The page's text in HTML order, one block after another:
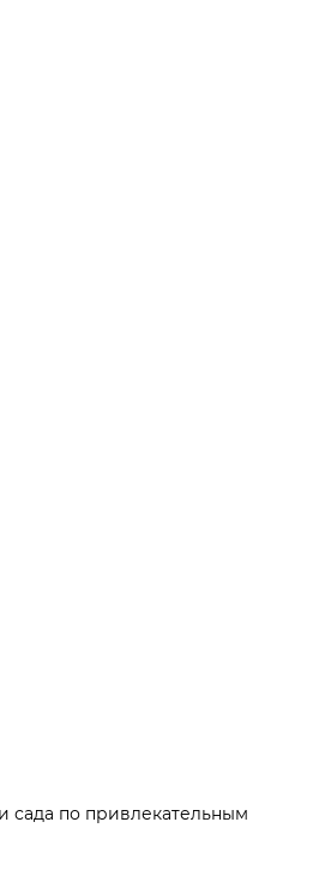
сада по привлекательным